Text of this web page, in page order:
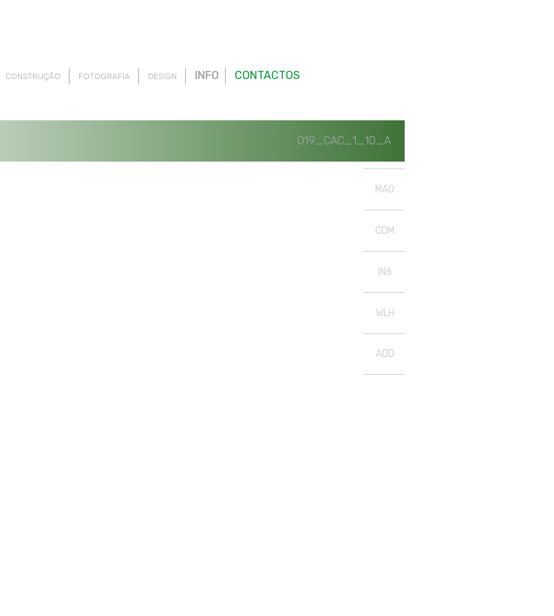
CONSTRUÇÃO FOTOGRAFIA DESIGN INFO CONTACTOS
019_CAC_1_10_A
MAO
CDM
IN6
WLH
ADD